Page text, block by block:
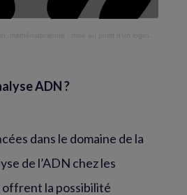
: mise au point d'un logiciel de reconstruction faciale
ADN ?
dans le domaine de la
de l’ADN chez les
la possibilité